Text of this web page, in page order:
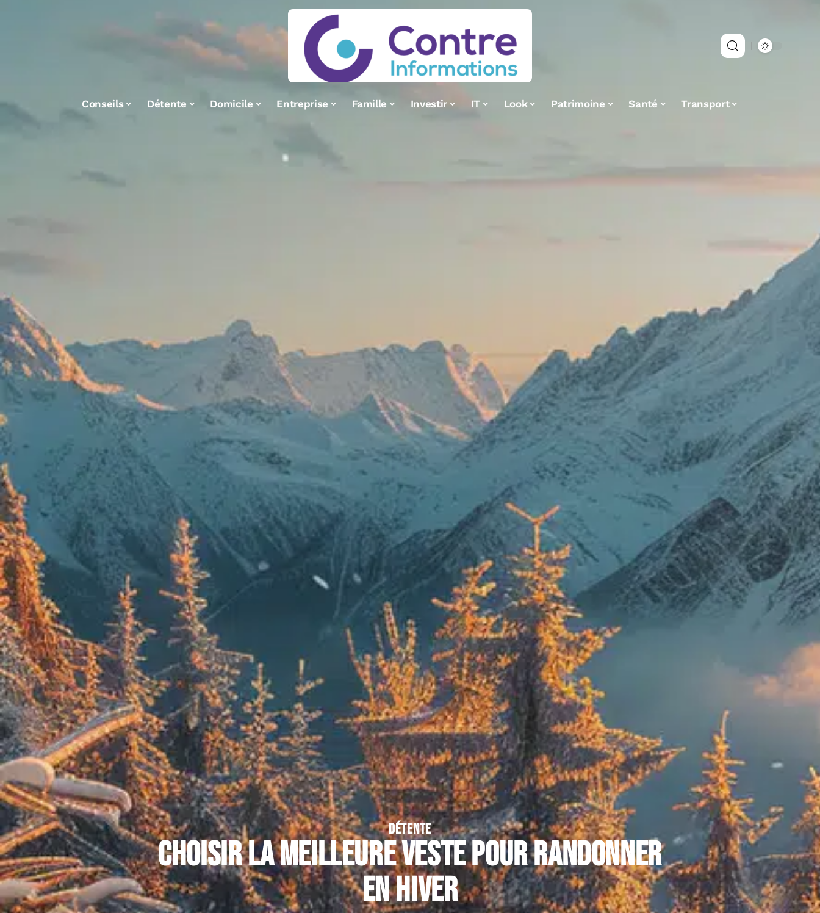
Conseils Détente Domicile Entreprise Famille Investir IT Look Patrimoine Santé Transport
DÉTENTE
Choisir la meilleure veste pour randonner
en hiver